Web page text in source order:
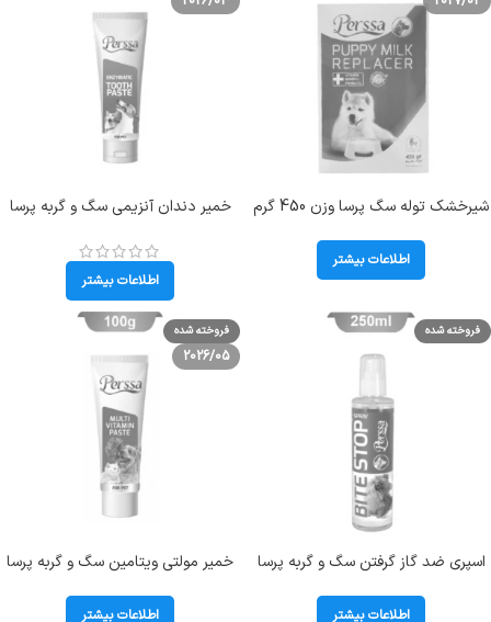
شیرخشک توله سگ پرسا وزن 450 گرم
اطلاعات بیشتر
خمیر دندان آنزیمی سگ و گربه پرسا
Tooth Paste
اطلاعات بیشتر
فروخته شده
اسپری ضد گاز گرفتن سگ و گربه پرسا
Stop Spray
اطلاعات بیشتر
فروخته شده
2026/05
خمیر مولتی ویتامین سگ و گربه پرسا
Paste
اطلاعات بیشتر